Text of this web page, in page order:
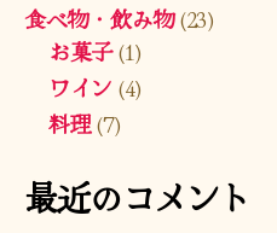
食べ物・飲み物(23)
お菓子(1)
ワイン (4)
料理(7)
最近のコメント